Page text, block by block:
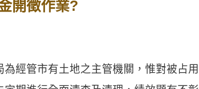
開徵作業?
經管市有土地之主管機關，惟對被占